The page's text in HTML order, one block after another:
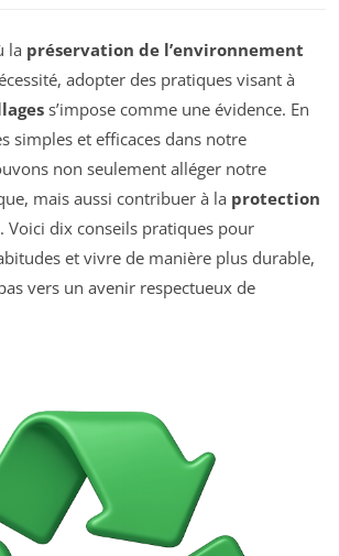
la préservation de l’environnement
adopter des pratiques visant à
s’impose comme une évidence. En
simples et efficaces dans notre
non seulement alléger notre
mais aussi contribuer à la protection
. Voici dix conseils pratiques pour
et vivre de manière plus durable,
vers un avenir respectueux de